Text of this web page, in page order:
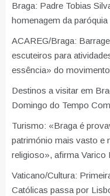
Braga: Padre Tobias
homenagem da
ACAREG/Braga:
escuteiros para
essência» do movimento
Destinos a visitar em
Domingo do Tempo
Turismo: «Braga é
património mais vasto e
religioso», afirma Varico
Vaticano/Cultura:
Católicas passa por